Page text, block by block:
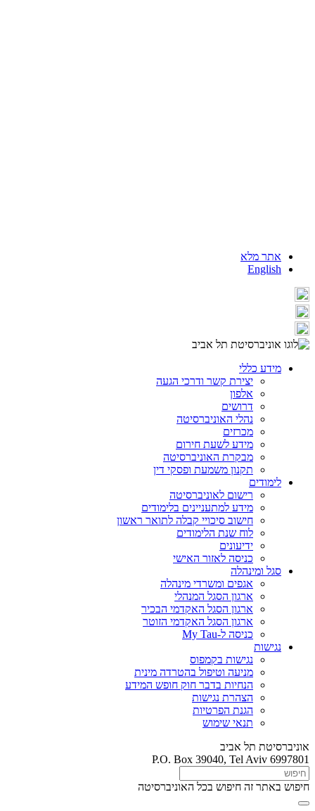
אתר מלא
English
מידע כללי
יצירת קשר ודרכי הגעה
אלפון
דרושים
נהלי האוניברסיטה
מכרזים
מידע לשעת חירום
מבקרת האוניברסיטה
תקנון משמעת ופסקי דין
לימודים
רישום לאוניברסיטה
מידע למתעניינים בלימודים
חישוב סיכויי קבלה לתואר ראשון
לוח שנת הלימודים
ידיעונים
כניסה לאזור האישי
סגל ומינהלה
אגפים ומשרדי מינהלה
ארגון הסגל המנהלי
ארגון הסגל האקדמי הבכיר
ארגון הסגל האקדמי הזוטר
כניסה ל-My Tau
נגישות
נגישות בקמפוס
מניעה וטיפול בהטרדה מינית
הנחיות בדבר חוק חופש המידע
הצהרת נגישות
הגנת הפרטיות
תנאי שימוש
אוניברסיטת תל אביב
P.O. Box 39040, Tel Aviv 6997801
חיפוש באתר זה חיפוש בכל האוניברסיטה